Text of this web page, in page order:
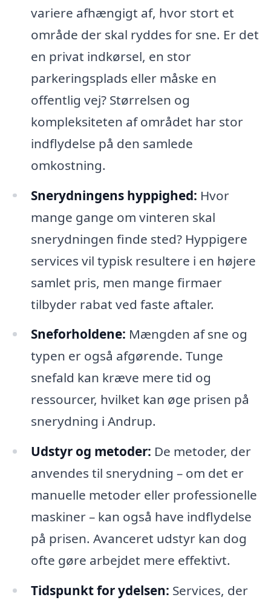
variere afhængigt af, hvor stort et
område der skal ryddes for sne. Er det
en privat indkørsel, en stor
parkeringsplads eller måske en
offentlig vej? Størrelsen og
kompleksiteten af området har stor
indflydelse på den samlede
omkostning.
Snerydningens hyppighed: Hvor
mange gange om vinteren skal
snerydningen finde sted? Hyppigere
services vil typisk resultere i en højere
samlet pris, men mange firmaer
tilbyder rabat ved faste aftaler.
Sneforholdene: Mængden af sne og
typen er også afgørende. Tunge
snefald kan kræve mere tid og
ressourcer, hvilket kan øge prisen på
snerydning i Andrup.
Udstyr og metoder: De metoder, der
anvendes til snerydning – om det er
manuelle metoder eller professionelle
maskiner – kan også have indflydelse
på prisen. Avanceret udstyr kan dog
ofte gøre arbejdet mere effektivt.
Tidspunkt for ydelsen: Services, der